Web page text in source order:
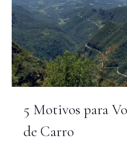
5 Motivos para
de Carro